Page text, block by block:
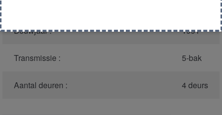
Bouwjaar : 1991
Transmissie : 5-bak
Aantal deuren : 4 deurs